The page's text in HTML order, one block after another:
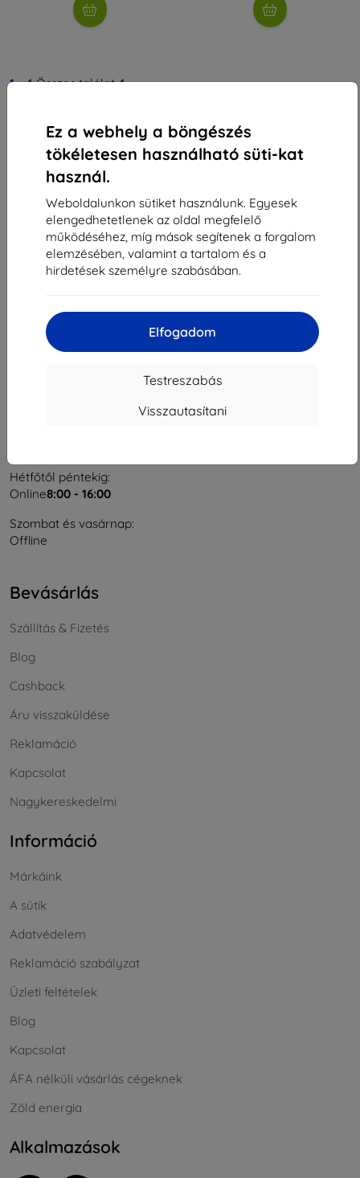
Ez a webhely a böngészés
tökéletesen használható süti-kat
használ.
Weboldalunkon sütiket használunk. Egyesek
elengedhetetlenek az oldal megfelelő
működéséhez, míg mások segítenek a forgalom
elemzésében, valamint a tartalom és a
hirdetések személyre szabásában.
Elfogadom
Testreszabás
Visszautasítani
1-4Összes találat4.
Shield-Sk s.r.o.
Rudolf Mocka utca 3750/2A
Cégjegyzékszám:46701494
ÁFA-azonosító:
SK2023549671
Hétfőtől péntekig:
Online8:00 - 16:00
Szombat és vasárnap:
Offline
Bevásárlás
Szállítás & Fizetés
Blog
Cashback
Áru visszaküldése
Reklamáció
Kapcsolat
Nagykereskedelmi
Információ
Márkáink
A sütik
Adatvédelem
Reklamáció szabályzat
Üzleti feltételek
Blog
Kapcsolat
ÁFA nélküli vásárlás cégeknek
Zöld energia
Alkalmazások